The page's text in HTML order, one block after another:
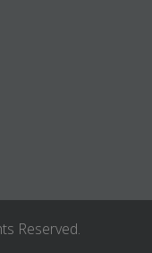
Reserved.